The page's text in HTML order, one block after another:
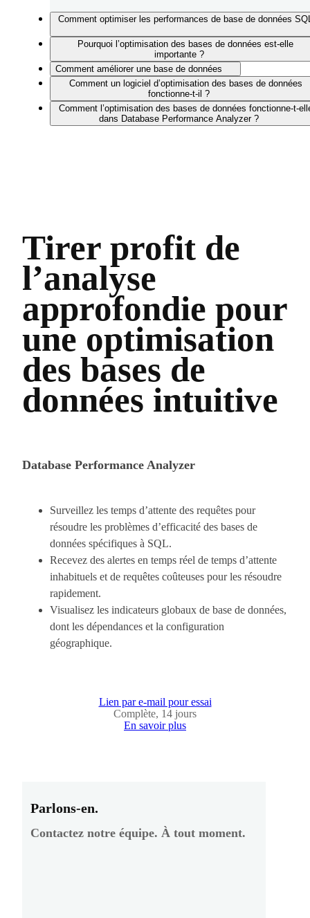
Comment optimiser les performances de base de données
Pourquoi l’optimisation des bases de données est-elle
importante ?
Comment améliorer une base de données
Comment un logiciel d’optimisation des bases de données
fonctionne-t-il ?
Comment l’optimisation des bases de données fonctionne-t-
dans Database Performance Analyzer ?
Tirer profit de
l’analyse
approfondie pour
une optimisation
des bases de
données intuitive
Database Performance Analyzer
Surveillez les temps d’attente des requêtes pour
résoudre les problèmes d’efficacité des bases de
données spécifiques à SQL.
Recevez des alertes en temps réel de temps d’attente
inhabituels et de requêtes coûteuses pour les résoudre
rapidement.
Visualisez les indicateurs globaux de base de données,
dont les dépendances et la configuration
géographique.
Lien par e-mail pour essai
Complète, 14 jours
En savoir plus
Parlons-en.
Contactez notre équipe. À tout moment.